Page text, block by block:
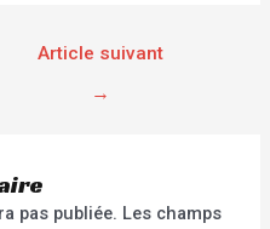
Article suivant
→
pas publiée. Les champs